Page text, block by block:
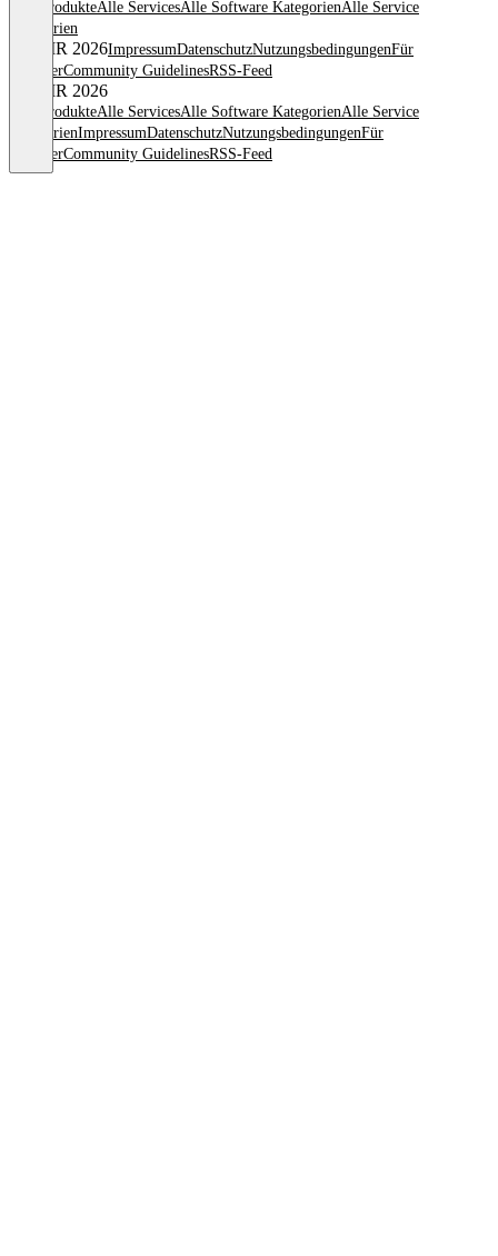
Alle ProdukteAlle ServicesAlle Software KategorienAlle Service
Kategorien
© OMR 2026ImpressumDatenschutzNutzungsbedingungenFür
AnbieterCommunity GuidelinesRSS-Feed
© OMR 2026
Alle ProdukteAlle ServicesAlle Software KategorienAlle Service
KategorienImpressumDatenschutzNutzungsbedingungenFür
AnbieterCommunity GuidelinesRSS-Feed